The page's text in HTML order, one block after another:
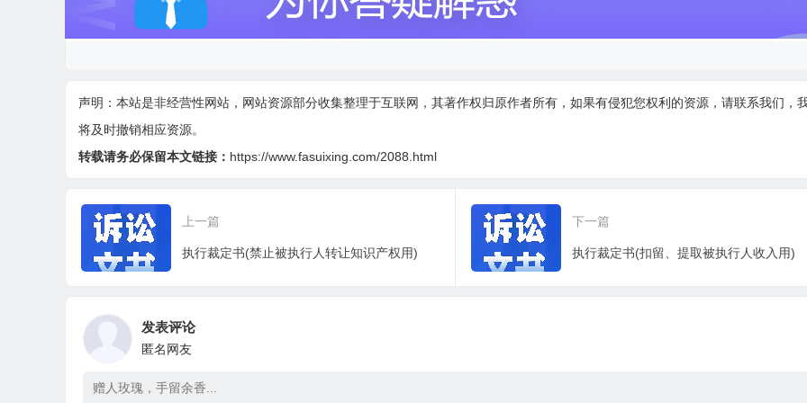
声明：本站是非经营性网站，网站资源部分收集整理于互联网，其著作权归原作者所有，如果有侵犯您权利的资源，请联系我们，
将及时撤销相应资源。
转载请务必保留本文链接： https://www.fasuixing.com/2088.html
上一篇
执行裁定书(禁止被执行人转让知识产权用)
下一篇
执行裁定书(扣留、提取被执行人收入用)
发表评论
匿名网友